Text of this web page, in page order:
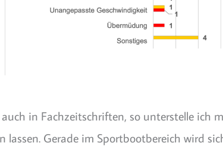
in Fachzeitschriften, so unterstelle ich
Gerade im Sportbootbereich wird